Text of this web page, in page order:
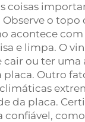
coisas
Observe o
acontece
e limpa. O
cair ou ter
placa. Outro
da placa.
confiável,